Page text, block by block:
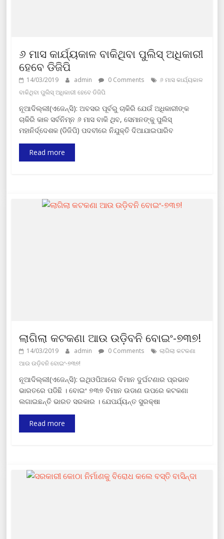
୬ ମାସ କାର୍ଯ୍ୟକାଳ ବାକିଥିବା ପୁଲିସ୍ ଅଧିକାରୀ
ହେବେ ଡିଜିପି
14/03/2019 admin 0 Comments
୬ ମାସ କାର୍ଯ୍ୟକାଳ
ବାକିଥିବା ପୁଲିସ୍ ଅଧିକାରୀ ହେବେ ଡିଜିପି
ନୂଆଦିଲ୍ଲୀ(ଏଜେନ୍ସି): ଅବସର ପୂର୍ବରୁ ଚାକିରି ଯେଉଁ ଅଧିକାରୀଙ୍କ
ଚାକିରି କାଳ ସର୍ବନିମ୍ନ ୬ ମାସ ବାକି ଥିବ, ସେମାନଙ୍କୁ ପୁଲିସ୍
ମହାନିର୍ଦ୍ଦେଶକ (ଡିଜିପି) ପଦବୀରେ ନିଯୁକ୍ତି ଦିଆଯାଇପାରିବ
Read more
ଲାଗିଲା କଟକଣା ଆଉ ଉଡ଼ିବନି ବୋଇଂ-୭୩୭!
14/03/2019 admin 0 Comments
ଲାଗିଲା କଟକଣା
ଆଉ ଉଡ଼ିବନି ବୋଇଂ-୭୩୭!
ନୂଆଦିଲ୍ଲୀ(ଏଜେନ୍ସି): ଇଥିଓପିଆରେ ବିମାନ ଦୁର୍ଘଟଣାର ପ୍ରଭାବ
ଭାରତରେ ପଡିଛି । ବୋଇଂ ୭୩୭ ବିମାନ ଉଡାଣ ଉପରେ କଟକଣା
ଲଗାଇଛନ୍ତି ଭାରତ ସରକାର । ଯେପର୍ଯ୍ୟନ୍ତ ସୁରକ୍ଷା
Read more